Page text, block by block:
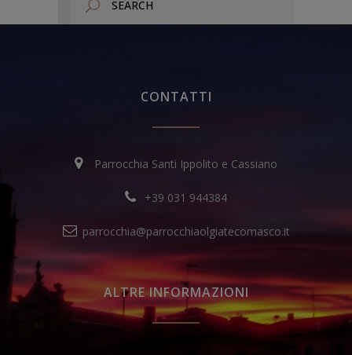
CONTATTI
Parrocchia Santi Ippolito e Cassiano
+39 031 944384
parrocchia@parrocchiaolgiatecomasco.it
ALTRE INFORMAZIONI